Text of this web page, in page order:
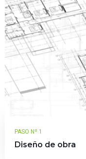
PASO Nº 1
Diseño de obra